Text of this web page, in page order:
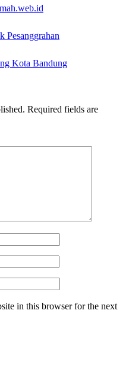
Pesanggrahan
Kota Bandung
Required fields are
in this browser for the next